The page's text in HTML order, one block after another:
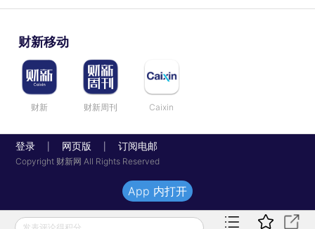
财新移动
财新 财新周刊 Caixin
登录 网页版 订阅电邮
Copyright 财新网 All Rights Reserved
发表评论得积分
App 内打开